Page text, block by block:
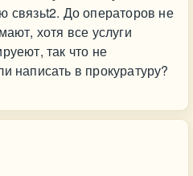
связьt2. До операторов не
хотя все услуги
так что не
написать в прокуратуру?